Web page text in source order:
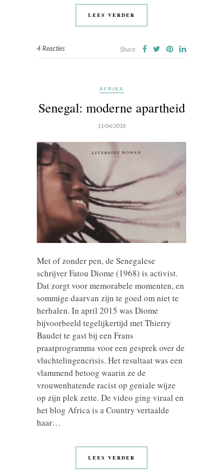
LEES VERDER
4 Reacties Share
AFRIKA
Senegal: moderne apartheid
11/04/2018
Met of zonder pen, de Senegalese
schrijver Fatou Diome (1968) is activist.
Dat zorgt voor memorabele momenten, en
sommige daarvan zijn te goed om niet te
herhalen. In april 2015 was Diome
bijvoorbeeld tegelijkertijd met Thierry
Baudet te gast bij een Frans
praatprogramma voor een gesprek over de
vluchtelingencrisis. Het resultaat was een
vlammend betoog waarin ze de
vrouwenhatende racist op geniale wijze
op zijn plek zette. De video ging viraal en
het blog Africa is a Country vertaalde
haar…
LEES VERDER